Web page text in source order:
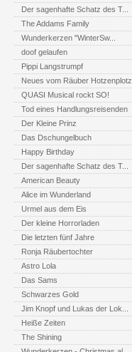
Der sagenhafte Schatz des T...
The Addams Family
Wunderkerzen "WinterSw...
doof gelaufen
Pippi Langstrumpf
Neues vom Räuber Hotzenplotz
QUASI Musical rockt SO!
Tod eines Handlungsreisenden
Der Kleine Prinz
Das Dschungelbuch
Happy Birthday
Der sagenhafte Schatz des T...
American Beauty
Alice im Wunderland
Urmel aus dem Eis
Der kleine Horrorladen
Die letzten fünf Jahre
Ronja Räubertochter
Astro Lola
Das Sams
Schwarzes Gold
Jim Knopf und Lukas der Lok...
Heiße Zeiten
The Shining